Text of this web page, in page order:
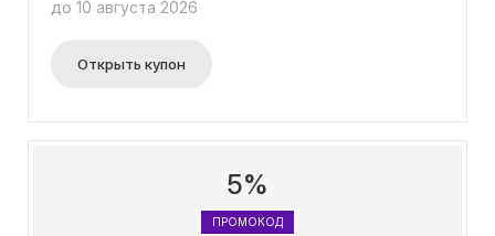
до 10 августа 2026
Открыть купон
5%
ПРОМОКОД